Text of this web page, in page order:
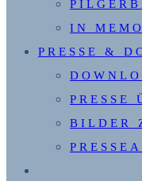
IN
PRESSE &
PRESSE
BILDER